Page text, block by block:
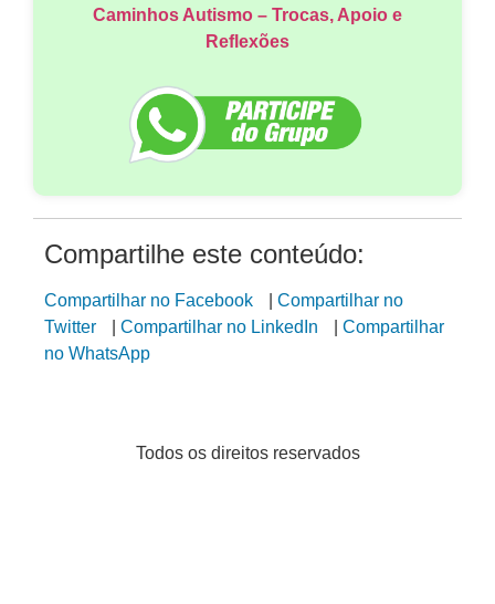
Caminhos Autismo – Trocas, Apoio e
Reflexões
Compartilhe este conteúdo:
Compartilhar no Facebook
Compartilhar no
Twitter
Compartilhar no LinkedIn
Compartilhar
no WhatsApp
Todos os direitos reservados